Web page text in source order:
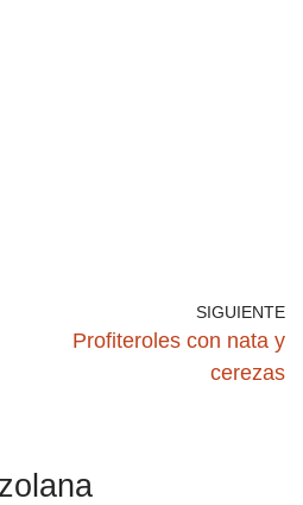
SIGUIENTE
Profiteroles con nata y
cerezas